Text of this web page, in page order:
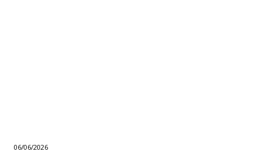
06/06/2026